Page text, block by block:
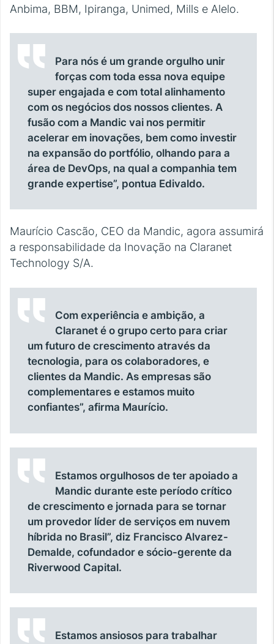
Anbima, BBM, Ipiranga, Unimed, Mills e Alelo.
Para nós é um grande orgulho unir
forças com toda essa nova equipe
super engajada e com total alinhamento
com os negócios dos nossos clientes. A
fusão com a Mandic vai nos permitir
acelerar em inovações, bem como investir
na expansão do portfólio, olhando para a
área de DevOps, na qual a companhia tem
grande expertise”, pontua Edivaldo.
Maurício Cascão, CEO da Mandic, agora assumirá
a responsabilidade da Inovação na Claranet
Technology S/A.
Com experiência e ambição, a
Claranet é o grupo certo para criar
um futuro de crescimento através da
tecnologia, para os colaboradores, e
clientes da Mandic. As empresas são
complementares e estamos muito
confiantes”, afirma Maurício.
Estamos orgulhosos de ter apoiado a
Mandic durante este período crítico
de crescimento e jornada para se tornar
um provedor líder de serviços em nuvem
híbrida no Brasil”, diz Francisco Alvarez-
Demalde, cofundador e sócio-gerente da
Riverwood Capital.
Estamos ansiosos para trabalhar